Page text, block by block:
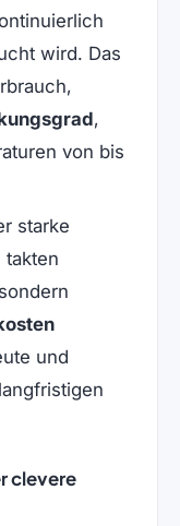
wird. Das
,
von bis
starke
takten
und
clevere